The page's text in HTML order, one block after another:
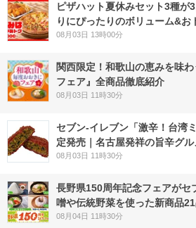
ピザハット夏休みセット3種が
りにぴったりのボリューム&
08月03日 13時00分
関西限定！和歌山の恵みを味
フェア』全商品徹底紹介
08月03日 11時30分
セブン-イレブン「激辛！台湾
定発売｜名古屋発祥の旨辛グ
08月03日 11時30分
長野県150周年記念フェアが
噌や伝統野菜を使った新商品
08月04日 11時30分